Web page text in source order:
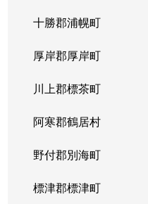
十勝郡浦幌町
厚岸郡厚岸町
川上郡標茶町
阿寒郡鶴居村
野付郡別海町
標津郡標津町